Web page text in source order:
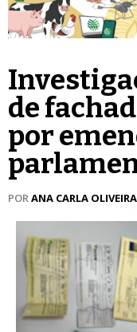
de
por
PORANA CARLA OLIVEIRA